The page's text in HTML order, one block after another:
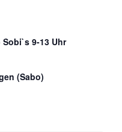
9-13 Uhr
(Sabo)